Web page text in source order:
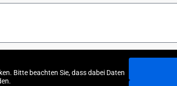
Bitte beachten Sie, dass dabei Daten